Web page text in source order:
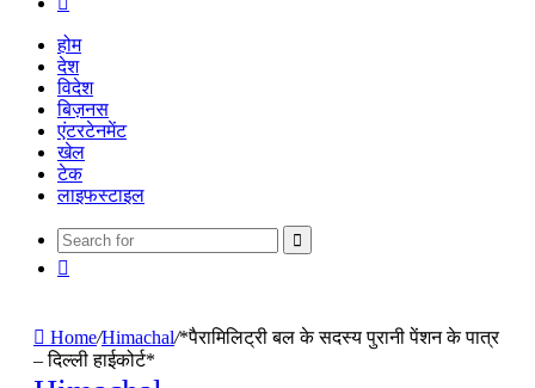
होम
देश
विदेश
बिज़नस
एंटरटेनमेंट
खेल
टेक
लाइफस्टाइल
Search
Home/Himachal/*पैरामिलिट्री बल के सदस्य पुरानी पेंशन के पात्र
– दिल्ली हाईकोर्ट*